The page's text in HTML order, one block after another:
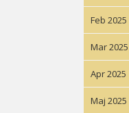
Feb 2025
Mar 2025
Apr 2025
Maj 2025